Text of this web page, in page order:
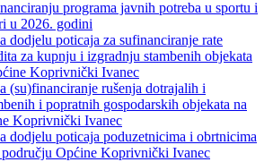
programa javnih potreba u sportu i
u 2026. godini
dodjelu poticaja za sufinanciranje rate
za kupnju i izgradnju stambenih objekata
Koprivnički Ivanec
(su)financiranje rušenja dotrajalih i
i popratnih gospodarskih objekata na
Koprivnički Ivanec
dodjelu poticaja poduzetnicima i obrtnicima
području Općine Koprivnički Ivanec